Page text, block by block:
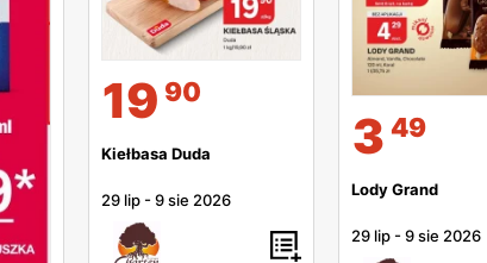
19 90
Kiełbasa Duda
29 lip -9 sie 2026
3 49
Lody Grand
29 lip -9 sie 2026